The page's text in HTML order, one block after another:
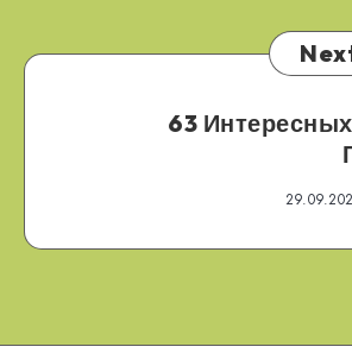
63